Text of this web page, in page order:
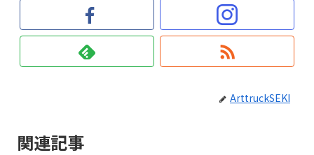
ArttruckSEKI
関連記事